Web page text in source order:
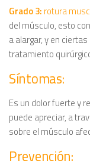
Grado 3: rotura
del músculo, esto
a alargar, y en
tratamiento
Síntomas:
Es un dolor fuerte y
puede apreciar, a
sobre el músculo
Prevención: